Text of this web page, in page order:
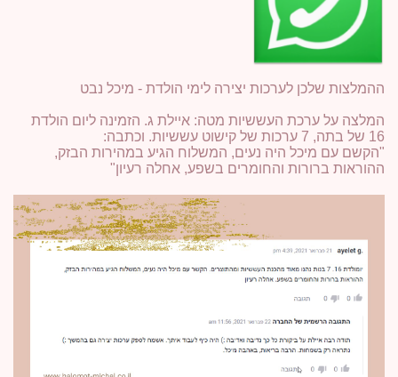
ההמלצות שלכן לערכות יצירה לימי הולדת - מיכל נבט
המלצה על ערכת העששיות מטה: איילת ג. הזמינה ליום הולדת
16 של בתה, 7 ערכות של קישוט עששיות. וכתבה:
"הקשם עם מיכל היה נעים, המשלוח הגיע במהירות הבזק,
ההוראות ברורות והחומרים בשפע, אחלה רעיון"